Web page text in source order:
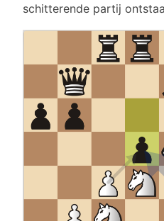
schitterende partij